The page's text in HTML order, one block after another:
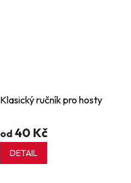
Klasický ručník pro hosty
od 40 Kč
DETAIL